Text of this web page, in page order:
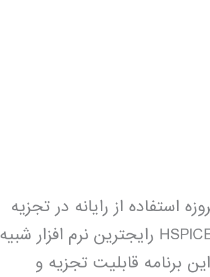
استفاده از رایانه در تجزيه
و تحليل آن­ها از ضرورت برخوردار است. نرم­افزار HSPICE رایج­ترین نرم­ افزار شبيه
برنامه قابليت تجزيه و